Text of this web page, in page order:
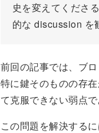
史を変えてくださ
的な discussion を
前回の記事では、ブ
特に鍵そのものの存
て克服できない弱点
この問題を解決する